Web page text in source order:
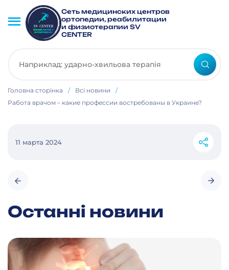
Сеть медицинских центров
ортопедии, реабилитации
и физиотерапии SV
CENTER
Головна сторінка / Всі новини
/
Работа врачом – какие профессии востребованы в Украине?
11 марта 2024
Останні новини